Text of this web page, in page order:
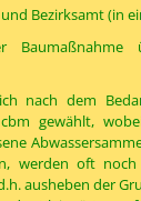
Bezirksamt (in
nach dem
gewählt,
werden oft
ausheben der